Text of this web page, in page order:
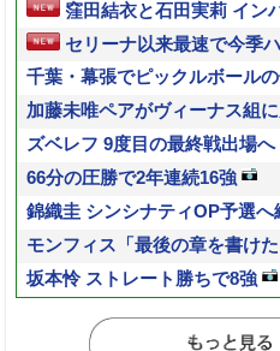
窪田結衣と石田実莉 イン
セリーナ以来最速で今季
千葉・幕張でピックルボール
加藤未唯ペアがヴィーナス組に
ズベレフ 9度目の最終戦出場へ
66分の圧勝で2年連続16強
錦織圭 シンシナティOP予選へ
モンフィス「最後の章を書けた
坂本怜 ストレート勝ちで8強